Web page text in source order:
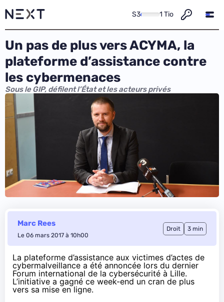
S3 1 Tio
Un pas de plus vers ACYMA, la
plateforme d’assistance contre
les cybermenaces
Sous le GIP, défilent l’État et les acteurs privés
Marc Rees
Le 06 mars 2017 à 10h00
Droit 3 min
La plateforme d’assistance aux victimes d’actes de
cybermalveillance a été annoncée lors du dernier
Forum international de la cybersécurité à Lille.
L’initiative a gagné ce week-end un cran de plus
vers sa mise en ligne.